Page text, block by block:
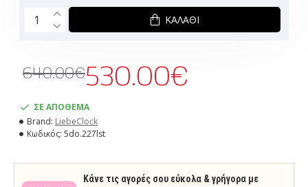
ΣΕ ΑΠΟΘΕΜΑ
Brand: LiebeClock
Κωδικός: 5do.227lst
530.00€
640.00€
ΚΑΛΆΘΙ
Κάνε τις αγορές σου εύκολα & γρήγορα με